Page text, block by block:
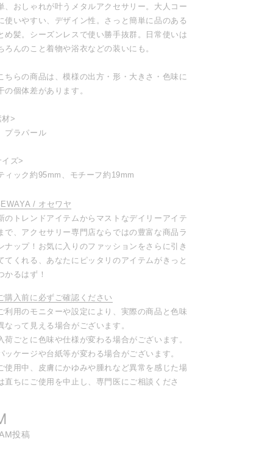
、おしゃれが叶うメタルアクセサリー。大人コー
使いやすい、デザイン性。さっと簡単に品のある
め髪。シーズンレスで使い勝手抜群。日常使いは
ろんのこと着物や浴衣などの装いにも。
ちらの商品は、模様の出方・形・大きさ・色味に
の個体差があります。
>
プラパール
ズ>
ィック約95mm、モチーフ約19mm
/ オセワヤ
のトレンドアイテムからマストなデイリーアイテ
で、アクセサリー専門店ならではの豊富な商品ラ
ナップ！お気に入りのファッションをさらに引き
てくれる、あなたにピッタリのアイテムがきっと
かるはず！
購入前に必ずご確認ください
利用のモニターや設定により、実際の商品と色味
なって見える場合がございます。
荷ごとに色味や仕様が変わる場合がございます。
ッケージや台紙等が変わる場合がございます。
使用中、皮膚にかゆみや腫れなど異常を感じた場
直ちにご使用を中止し、専門医にご相談くださ
投稿